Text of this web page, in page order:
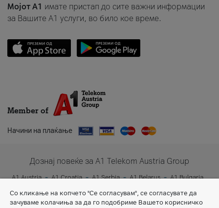
Мојот A1 имате пристап до сите важни информации
за Вашите A1 услуги, во било кое време.
Member of
Начини на плаќање
Дознај повеќе за A1 Telekom Austria Group
A1 Austria A1 Croatia A1 Serbia A1 Belarus
A1 Bulgaria
A1 Slovenia
A1 Digital
Со кликање на копчето "Се согласувам", се согласувате да
зачуваме колачиња за да го подобриме Вашето корисничко